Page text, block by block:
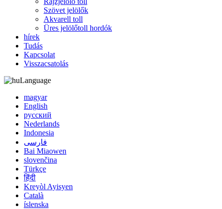
Szövet jelölők
Akvarell toll
Üres jelölőtoll hordók
hírek
Tudás
Kapcsolat
Visszacsatolás
Language
magyar
English
русский
Nederlands
Indonesia
فارسی
Bai Miaowen
slovenčina
Türkçe
हिंदी
Kreyòl Ayisyen
Català
íslenska